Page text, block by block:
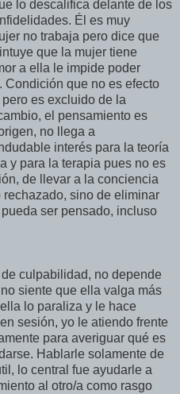
lo descalifica delante de los
Él es muy
no trabaja pero dice que
que la mujer tiene
a ella le impide poder
Condición que no es efecto
es excluido de la
el pensamiento es
no llega a
interés para la teoría
y para la terapia pues no es
de llevar a la conciencia
sino de eliminar
ser pensado, incluso
culpabilidad, no depende
siente que ella valga más
lo paraliza y le hace
sesión, yo le atiendo frente
para averiguar qué es
Hablarle solamente de
lo central fue ayudarle a
al otro/a como rasgo